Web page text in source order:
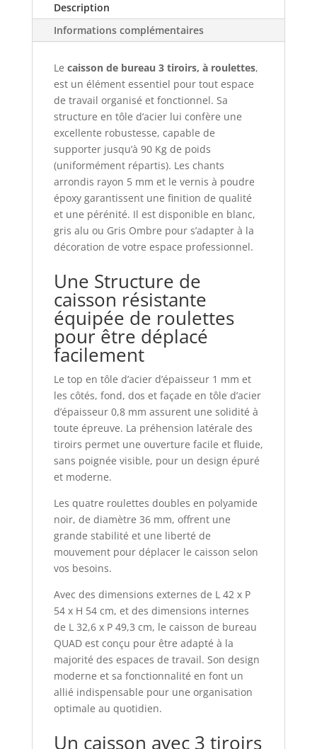
Description
Informations complémentaires
Le caisson de bureau 3 tiroirs, à roulettes,
est un élément essentiel pour tout espace
de travail organisé et fonctionnel. Sa
structure en tôle d’acier lui confère une
excellente robustesse, capable de
supporter jusqu’à 90 Kg de poids
(uniformément répartis). Les chants
arrondis rayon 5 mm et le vernis à poudre
époxy garantissent une finition de qualité
et une pérénité. Il est disponible en blanc,
gris alu ou Gris Ombre pour s’adapter à la
décoration de votre espace professionnel.
Une Structure de
caisson résistante
équipée de roulettes
pour être déplacé
facilement
Le top en tôle d’acier d’épaisseur 1 mm et
les côtés, fond, dos et façade en tôle d’acier
d’épaisseur 0,8 mm assurent une solidité à
toute épreuve. La préhension latérale des
tiroirs permet une ouverture facile et fluide,
sans poignée visible, pour un design épuré
et moderne.
Les quatre roulettes doubles en polyamide
noir, de diamètre 36 mm, offrent une
grande stabilité et une liberté de
mouvement pour déplacer le caisson selon
vos besoins.
Avec des dimensions externes de L 42 x P
54 x H 54 cm, et des dimensions internes
de L 32,6 x P 49,3 cm, le caisson de bureau
QUAD est conçu pour être adapté à la
majorité des espaces de travail. Son design
moderne et sa fonctionnalité en font un
allié indispensable pour une organisation
optimale au quotidien.
Un caisson avec 3 tiroirs